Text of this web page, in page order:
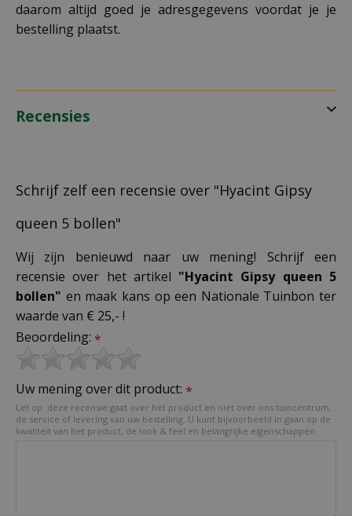
daarom altijd goed je adresgegevens voordat je je
bestelling plaatst.
Recensies
Schrijf zelf een recensie over "Hyacint Gipsy
queen 5 bollen"
Wij zijn benieuwd naar uw mening! Schrijf een
recensie over het artikel "Hyacint Gipsy queen 5
bollen" en maak kans op een Nationale Tuinbon ter
waarde van € 25,- !
Beoordeling: *
Uw mening over dit product: *
Let op: deze recensie gaat over het product en niet over ons tuincentrum,
de service of levering van uw bestelling. U kunt bijvoorbeeld in gaan op de
kwaliteit van het product, de look & feel en belangrijke eigenschappen.